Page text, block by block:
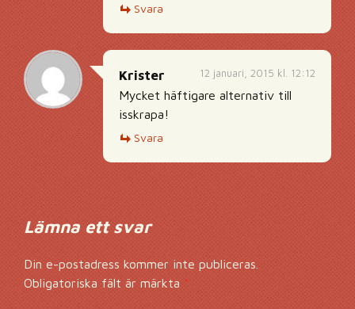
Svara
12 januari, 2015 kl. 12:12
Krister
Mycket häftigare alternativ till
isskrapa!
Svara
Lämna ett svar
Din e-postadress kommer inte publiceras.
Obligatoriska fält är märkta *